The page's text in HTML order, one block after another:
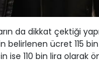
da dikkat çektiği
belirlenen ücret 115
ise 110 bin lira olarak